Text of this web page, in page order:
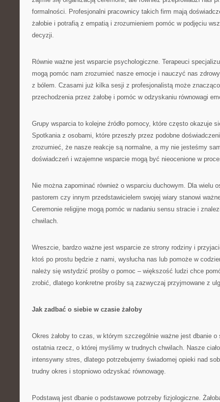
formalności. Profesjonalni pracownicy takich firm mają
żałobie i potrafią z empatią i zrozumieniem pomóc w podjęciu
decyzji.
Równie ważne jest wsparcie psychologiczne. Terapeuci
mogą pomóc nam zrozumieć nasze emocje i nauczyć nas
z bólem. Czasami już kilka sesji z profesjonalistą może znacząco
przechodzenia przez żałobę i pomóc w odzyskaniu równowagi
Grupy wsparcia to kolejne źródło pomocy, które często okazuje
Spotkania z osobami, które przeszły przez podobne
zrozumieć, że nasze reakcje są normalne, a my nie jesteśmy
doświadczeń i wzajemne wsparcie mogą być nieocenione w
Nie można zapominać również o wsparciu duchowym. Dla wielu
pastorem czy innym przedstawicielem swojej wiary stanowi
Ceremonie religijne mogą pomóc w nadaniu sensu stracie i
chwilach.
Wreszcie, bardzo ważne jest wsparcie ze strony rodziny i
ktoś po prostu będzie z nami, wysłucha nas lub pomoże w
należy się wstydzić prośby o pomoc – większość ludzi chce
zrobić, dlatego konkretne prośby są zazwyczaj przyjmowane z
Jak zadbać o siebie w czasie żałoby
Okres żałoby to czas, w którym szczególnie ważne jest dbanie
ostatnia rzecz, o której myślimy w trudnych chwilach. Nasze
intensywny stres, dlatego potrzebujemy świadomej opieki nad
trudny okres i stopniowo odzyskać równowagę.
Podstawą jest dbanie o podstawowe potrzeby fizjologiczne.